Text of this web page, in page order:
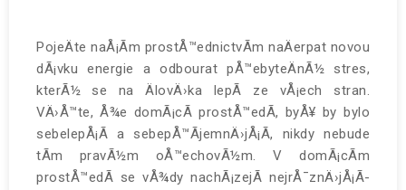
PojeÄte naÅ¡Ã­m prostÅ™ednictvÃ­m naÄerpat novou
dÃ¡vku energie a odbourat pÅ™ebyteÄnÃ½ stres,
kterÃ½ se na ÄlovÄ›ka lepÃ­ ze vÅ¡ech stran.
VÄ›Å™te, Å¾e domÃ¡cÃ­ prostÅ™edÃ­, byÅ¥ by bylo
sebelepÅ¡Ã­ a sebepÅ™Ã­jemnÄ›jÅ¡Ã­, nikdy nebude
tÃ­m pravÃ½m oÅ™echovÃ½m. V domÃ¡cÃ­m
prostÅ™edÃ­ se vÅ¾dy nachÃ¡zejÃ­ nejrÅ¯znÄ›jÅ¡Ã­